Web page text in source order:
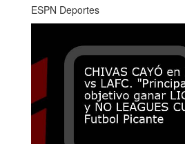
ESPN Deportes